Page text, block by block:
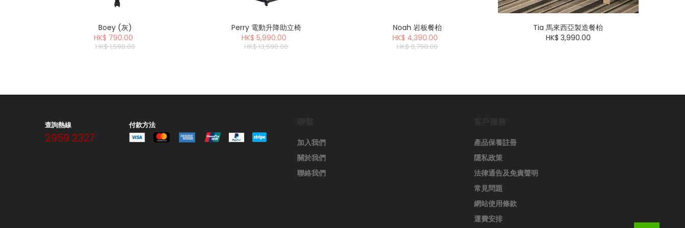
Boey (灰)
HK$ 790.00
HK$ 1,590.00
Perry 電動升降助立椅
HK$ 5,990.00
HK$ 13,590.00
Noah 岩板餐枱
HK$ 4,390.00
HK$ 8,790.00
Tia 馬來西亞製造餐枱
HK$ 3,990.00
查詢熱線
2959 2327
付款方法
加入我們
關於我們
聯絡我們
產品保養註冊
隱私政策
法律通告及免責聲明
常見問題
網站使用條款
運費安排